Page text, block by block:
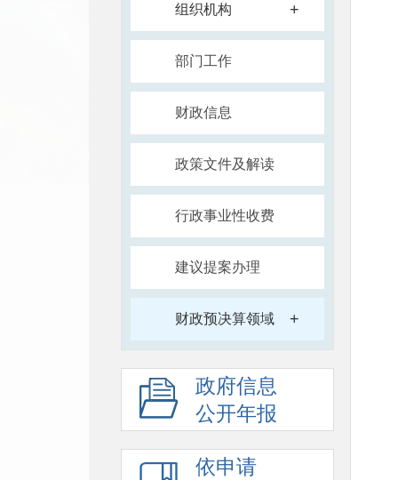
组织机构 +
部门工作
财政信息
政策文件及解读
行政事业性收费
建议提案办理
财政预决算领域 +
政府信息
公开年报
依申请